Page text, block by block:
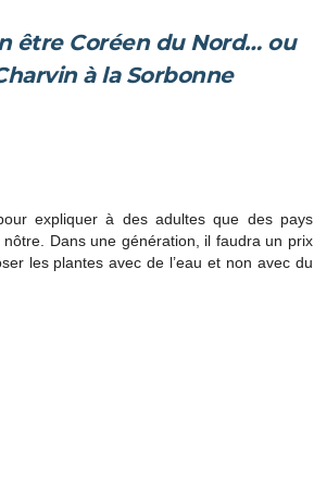
être Coréen du Nord… ou
à la Sorbonne
expliquer à des adultes que des pays
Dans une génération, il faudra un prix
les plantes avec de l’eau et non avec du